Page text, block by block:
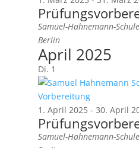
Samuel-Hahnemann-
Berlin
April 2025
Di. 1
1. April 2025 -30. April
Samuel-Hahnemann-